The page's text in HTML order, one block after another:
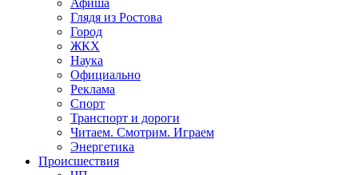
Афиша
Глядя из Ростова
Город
ЖКХ
Наука
Официально
Реклама
Спорт
Транспорт и дороги
Читаем. Смотрим. Играем
Энергетика
Происшествия